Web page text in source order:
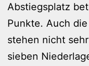
Abstiegsplatz
Punkte. Auch
stehen nicht
sieben